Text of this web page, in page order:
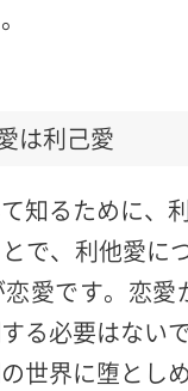
は利己愛
知るために、
で、利他愛に
愛です。恋
る必要はない
世界に堕とし